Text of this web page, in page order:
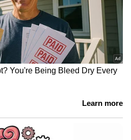
ചര്‍മ്മം തിളങ്ങാനും